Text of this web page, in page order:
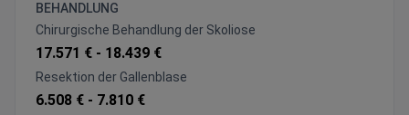
Knochenmarktransplantationen (90 % Erfolgsrate bei
Organtransplantationen), IVF, Neurochirurgie,
Adipositaschirurgie, Robotikchirurgie und Genetik. Mit
modernster Technologie und spezialisierten Zentren
ausgestattet, zieht das Memorial Sisli jedes Jahr
BEHANDLUNG
Chirurgische Behandlung der Skoliose
17.571 € - 18.439 €
Resektion der Gallenblase
6.508 € - 7.810 €